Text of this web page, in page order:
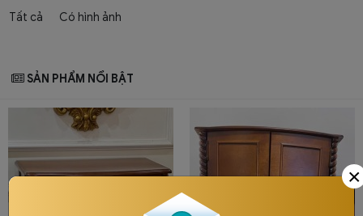
Tất cả Có hình ảnh
SẢN PHẨM NỔI BẬT
×